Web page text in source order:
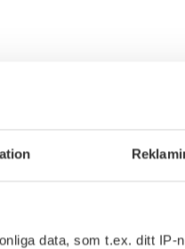
data, som t.ex. ditt